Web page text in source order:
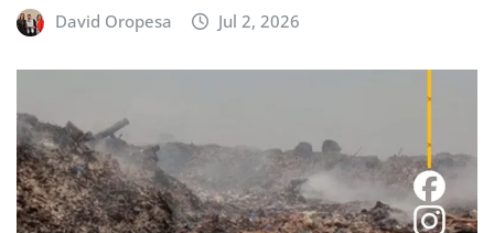
David Oropesa Jul 2, 2026